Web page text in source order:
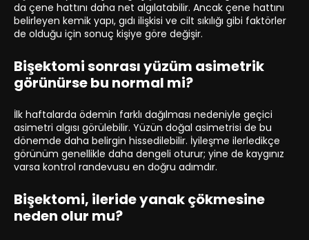
da çene hattını daha net algılatabilir. Ancak çene hattını
belirleyen kemik yapı, gıdı ilişkisi ve cilt sıkılığı gibi faktörler
de olduğu için sonuç kişiye göre değişir.
Bişektomi sonrası yüzüm asimetrik
görünürse bu normal mi?
İlk haftalarda ödemin farklı dağılması nedeniyle geçici
asimetri algısı görülebilir. Yüzün doğal asimetrisi de bu
dönemde daha belirgin hissedilebilir. İyileşme ilerledikçe
görünüm genellikle daha dengeli oturur; yine de kaygınız
varsa kontrol randevusu en doğru adımdır.
Bişektomi, ileride yanak çökmesine
neden olur mu?